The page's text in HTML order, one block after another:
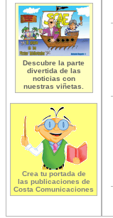
Descubre la parte
divertida de las
noticias con
nuestras viñetas.
Crea tu portada de
las publicaciones de
Costa Comunicaciones